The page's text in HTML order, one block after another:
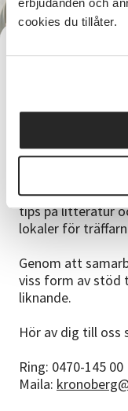
cookies du tillåter.
Varför
Vissa undrar
studieförbund
genom att läsa
oss på SV så får
coaching och
hjälpa till med
tips på litteratur
lokaler för
Genom att
viss form av stöd
liknande.
Hör av dig till oss
Ring: 0470-145 00
Maila: